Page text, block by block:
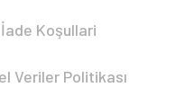
Koşullari
Veriler Politikası